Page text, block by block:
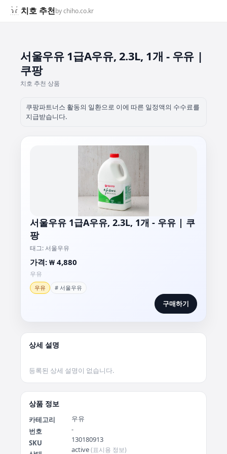
치호 추천by chiho.co.kr
서울우유 1급A우유, 2.3L, 1개 - 우유 |
쿠팡
치호 추천 상품
쿠팡파트너스 활동의 일환으로 이에 따른 일정액의 수수료를
지급받습니다.
서울우유 1급A우유, 2.3L, 1개 - 우유 | 쿠
팡
태그: 서울우유
가격: ₩ 4,880
우유
우유 # 서울우유
구매하기
상세 설명
상품 정보
카테고리
우유
번호
-
SKU
130180913
active(표시용 정보)